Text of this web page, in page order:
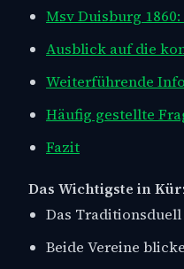
Msv Duisburg
Ausblick auf die
Weiterführende
Häufig gestellte
Fazit
Das Wichtigste in
Das
Beide Vereine